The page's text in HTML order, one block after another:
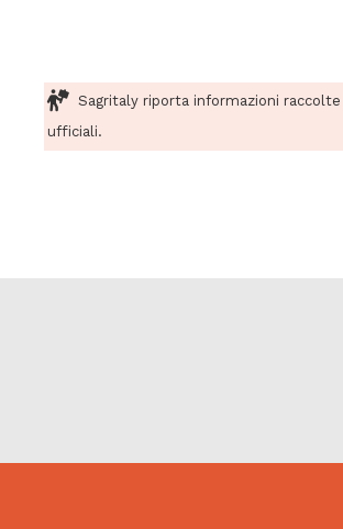
Sagritaly riporta informazioni
ufficiali.